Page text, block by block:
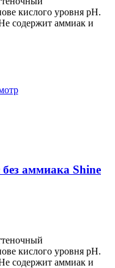
кислого уровня pH.
содержит аммиак и
без аммиака Shine
кислого уровня pH.
содержит аммиак и